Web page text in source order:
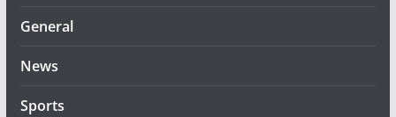
General
News
Sports